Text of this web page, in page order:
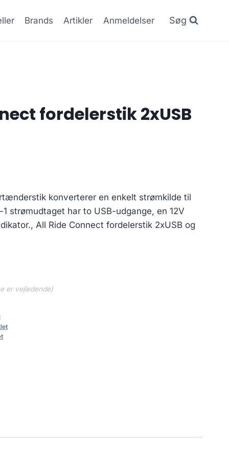
Brands Artikler Anmeldelser Søg
fordelerstik 2xUSB
konverterer en enkelt strømkilde til
strømudtaget har to USB-udgange, en 12V
All Ride Connect fordelerstik 2xUSB og
er vejledende)